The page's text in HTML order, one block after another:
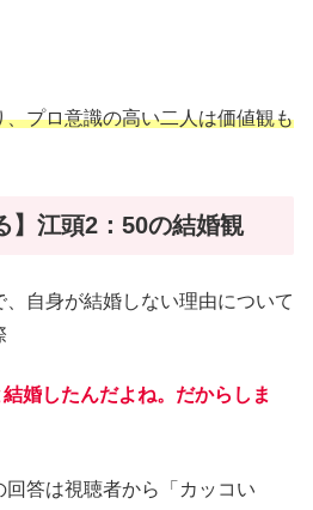
プロ意識の高い二人は価値観も
】江頭2：50の結婚観
自身が結婚しない理由について
結婚したんだよね。だからしま
答は視聴者から「カッコい